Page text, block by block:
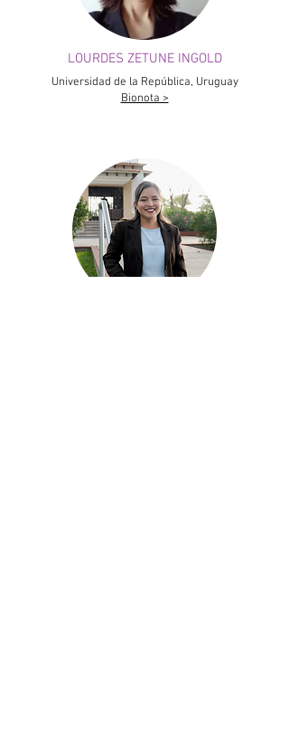
LOURDES ZETUNE INGOLD
Universidad de la República, Uruguay
Bionota >